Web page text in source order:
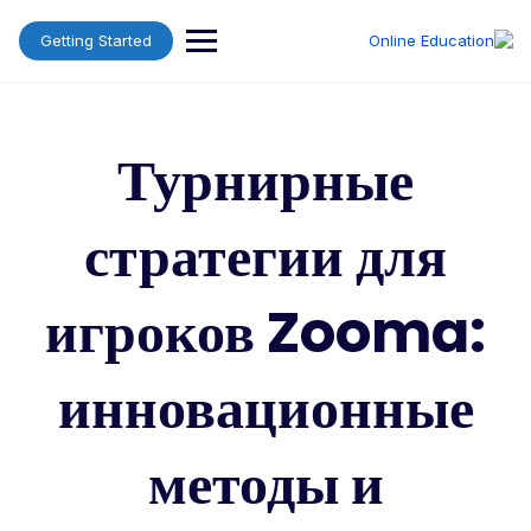
content
Getting Started
Турнирные
стратегии для
игроков Zooma:
инновационные
методы и